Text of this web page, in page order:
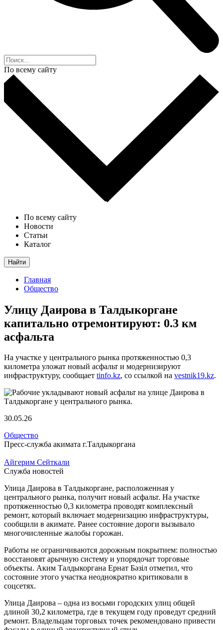
По всему сайту
По всему сайту
Новости
Статьи
Каталог
Найти
Главная
Общество
Улицу Даирова в Талдыкоргане
капитально отремонтируют: 0.3 км
асфальта
На участке у центрального рынка протяженностью 0,3
километра уложат новый асфальт и модернизируют
инфраструктуру, сообщает tinfo.kz, со ссылкой на vestnik19.kz.
30.05.26
Общество
Пресс-служба акимата г.Талдыкоргана
Айгерим Сейткали
Служба новостей
Улица Даирова в Талдыкоргане, расположенная у
центрального рынка, получит новый асфальт. На участке
протяженностью 0,3 километра проводят комплексный
ремонт, который включает модернизацию инфраструктуры,
сообщили в акимате. Ранее состояние дороги вызывало
многочисленные жалобы горожан.
Работы не ограничиваются дорожным покрытием: полностью
восстановят арычную систему и упорядочат торговые
объекты. Аким Талдыкоргана Ернат Бәзіл отметил, что
состояние этого участка неоднократно критиковали в
соцсетях.
Улица Даирова – одна из восьми городских улиц общей
длиной 30,2 километра, где в текущем году проведут средний
ремонт. Владельцам торговых точек рекомендовано привести